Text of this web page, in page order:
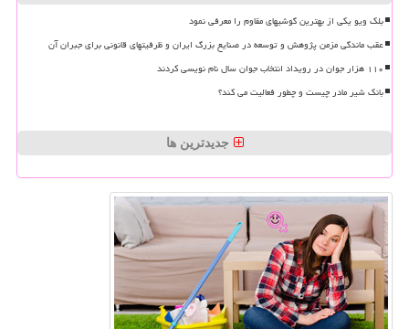
بلک ویو یکی از بهترین گوشیهای مقاوم را معرفی نمود
عقب ماندگی مزمن پژوهش و توسعه در صنایع بزرگ ایران و ظرفیتهای قانونی برای جبران آن
۱۱۰ هزار جوان در رویداد انتخاب جوان سال نام نویسی کردند
بانک شیر مادر چیست و چطور فعالیت می کند؟
جدیدترین ها